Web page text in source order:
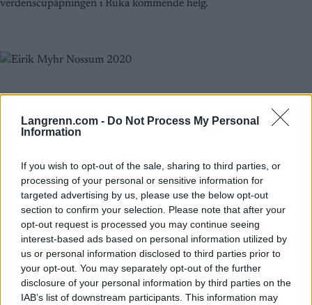
Langrenn.com - Do Not Process My Personal
Information
If you wish to opt-out of the sale, sharing to third parties, or
processing of your personal or sensitive information for
targeted advertising by us, please use the below opt-out
section to confirm your selection. Please note that after your
opt-out request is processed you may continue seeing
interest-based ads based on personal information utilized by
us or personal information disclosed to third parties prior to
your opt-out. You may separately opt-out of the further
disclosure of your personal information by third parties on the
IAB’s list of downstream participants. This information may
verdenscupåpningen i Ruka kommende helg.
Langrenn Allround
To sentrale utøvere mangler på